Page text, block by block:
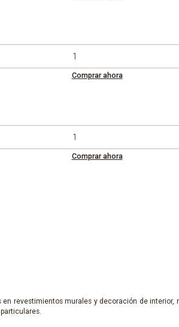
Comprar ahora
Comprar ahora
revestimientos murales y decoración de